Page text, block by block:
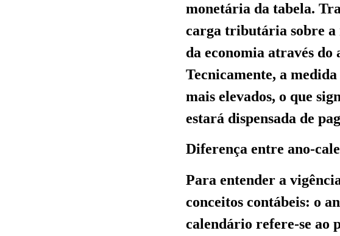
monetária da tabela.
carga tributária sobre a
da economia através
Tecnicamente, a
mais elevados, o que
estará dispensada de
Diferença entre ano-
Para entender a
conceitos contábeis: o
calendário refere-se ao